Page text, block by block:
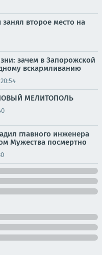
второе место на
зачем в Запорожской
вскармливанию
МЕЛИТОПОЛЬ
главного инженера
Мужества посмертно